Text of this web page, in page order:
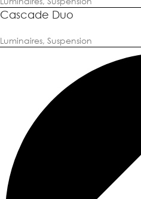
Cascade Duo
Luminaires, Suspension